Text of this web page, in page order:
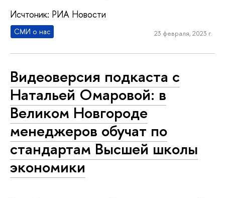
Исчтоник: РИА Новости
СМИ о нас 23 февраля, 2023 г.
Видеоверсия подкаста с
Натальей Омаровой: в
Великом Новгороде
менеджеров обучат по
стандартам Высшей школы
экономики